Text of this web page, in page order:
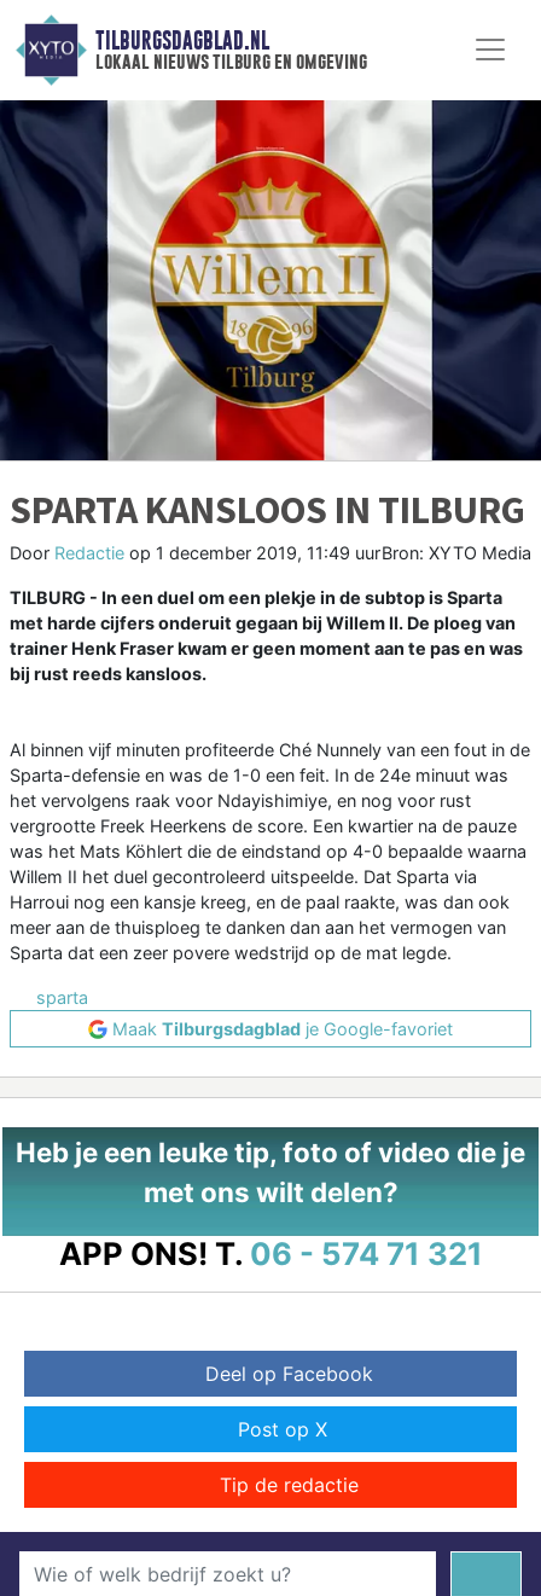
TILBURGSDAGBLAD.NL
lokaal nieuws tilburg en omgeving
SPARTA KANSLOOS IN TILBURG
Door Redactie op 1 december 2019, 11:49 uurBron: XYTO Media
TILBURG - In een duel om een plekje in de subtop is Sparta
met harde cijfers onderuit gegaan bij Willem II. De ploeg van
trainer Henk Fraser kwam er geen moment aan te pas en was
bij rust reeds kansloos.
Al binnen vijf minuten profiteerde Ché Nunnely van een fout in de
Sparta-defensie en was de 1-0 een feit. In de 24e minuut was
het vervolgens raak voor Ndayishimiye, en nog voor rust
vergrootte Freek Heerkens de score. Een kwartier na de pauze
was het Mats Köhlert die de eindstand op 4-0 bepaalde waarna
Willem II het duel gecontroleerd uitspeelde. Dat Sparta via
Harroui nog een kansje kreeg, en de paal raakte, was dan ook
meer aan de thuisploeg te danken dan aan het vermogen van
Sparta dat een zeer povere wedstrijd op de mat legde.
sparta
Maak Tilburgsdagblad je Google-favoriet
Heb je een leuke tip, foto of video die je
met ons wilt delen?
APP ONS! T. 06 - 574 71 321
Deel op Facebook
Post op X
Tip de redactie